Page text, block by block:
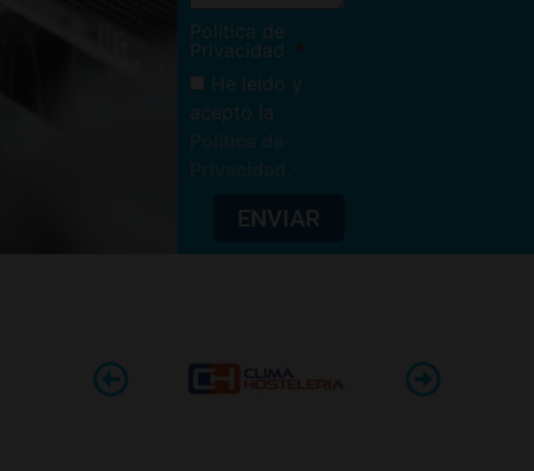
Política de
Privacidad
He leído y
acepto la
ENVIAR